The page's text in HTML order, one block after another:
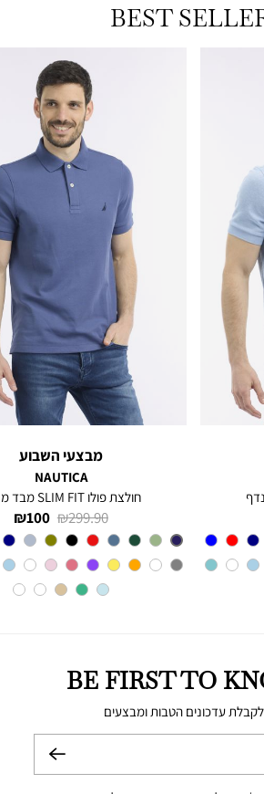
BEST
מבצעי השבוע
NAUTICA
חולצת פולו SLIM FIT מבד מנדף
מחיר
מוצר
100 ₪
מחיר
רגיל
299.90 ₪
צבע
BLUE
INDIGO
BE FIRST TO
לקבלת עדכונים הטבות ומבצעים
שלח